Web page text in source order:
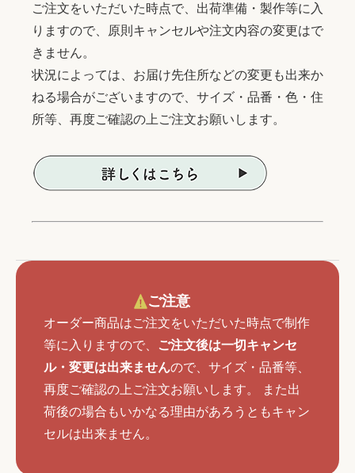
ご注文をいただいた時点で、出荷準備・製作等に入
りますので、原則キャンセルや注文内容の変更はで
きません。
状況によっては、お届け先住所などの変更も出来か
ねる場合がございますので、サイズ・品番・色・住
所等、再度ご確認の上ご注文お願いします。
ご注意
オーダー商品はご注文をいただいた時点で制作
等に入りますので、
ご注文後は一切キャンセ
ル・変更は出来ませんので、サイズ・品番等、
再度ご確認の上ご注文お願いします。 また出
荷後の場合もいかなる理由があろうともキャン
セルは出来ません。